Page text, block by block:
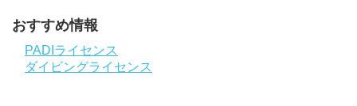
おすすめ情報
PADIライセンス
ダイビングライセンス